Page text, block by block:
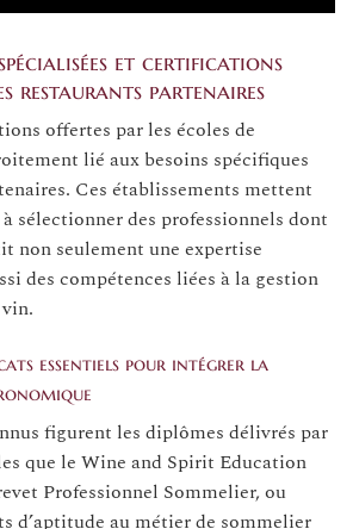
et certifications
restaurants partenaires
offertes par les écoles de
lié aux besoins spécifiques
Ces établissements mettent
sélectionner des professionnels dont
non seulement une expertise
des compétences liées à la gestion
essentiels pour intégrer la
figurent les diplômes délivrés par
que le Wine and Spirit Education
Professionnel Sommelier, ou
d’aptitude au métier de sommelier